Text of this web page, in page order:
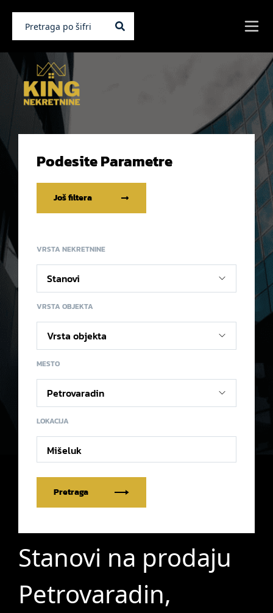
Podesite Parametre
Još filtera
VRSTA NEKRETNINE
VRSTA OBJEKTA
MESTO
LOKACIJA
Mišeluk
Pretraga
Stanovi na prodaju
Petrovaradin,